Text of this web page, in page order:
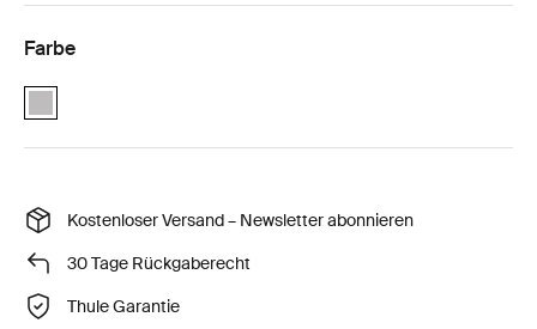
Farbe
Thule Foothill 2 weather protection bundle Ashland Grau (selected)
Kostenloser Versand – Newsletter abonnieren
30 Tage Rückgaberecht
Thule Garantie